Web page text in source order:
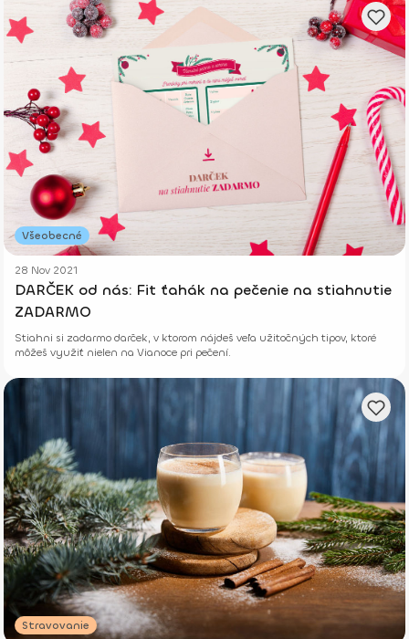
Všeobecné
28 Nov 2021
DARČEK od nás: Fit ťahák na pečenie na stiahnutie
ZADARMO
Stiahni si zadarmo darček, v ktorom nájdeš veľa užitočných tipov, ktoré
môžeš využiť nielen na Vianoce pri pečení.
Stravovanie